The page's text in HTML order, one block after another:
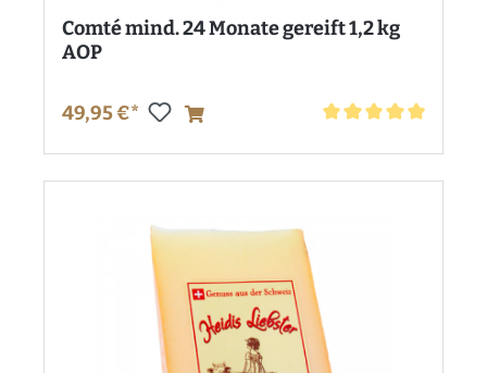
Comté mind. 24 Monate gereift 1,2 kg
AOP
49,95 €*